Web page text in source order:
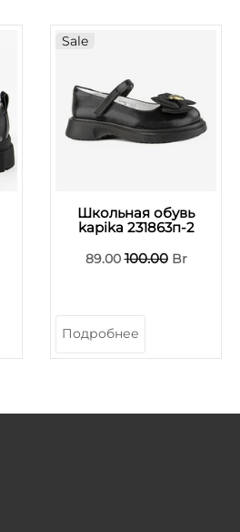
Sale
Школьная обувь
kapika 231863п-2
89.00100.00Br
Подробнее